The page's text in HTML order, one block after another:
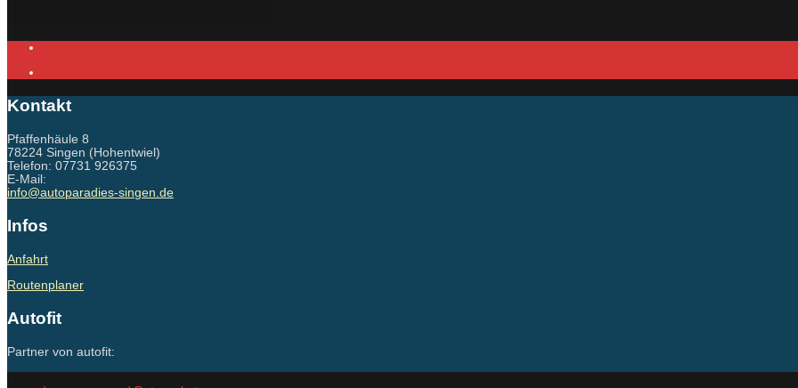
Kontakt
Pfaffenhäule 8
78224 Singen (Hohentwiel)
Telefon: 07731 926375
E-Mail:
info@autoparadies-singen.de
Infos
Anfahrt
Routenplaner
Autofit
Partner von autofit: